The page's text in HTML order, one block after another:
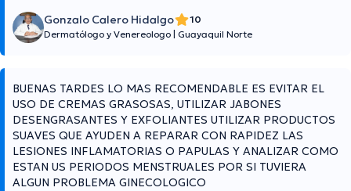
Gonzalo Calero Hidalgo
10
Dermatólogo y Venereologo Guayaquil Norte
BUENAS TARDES LO MAS RECOMENDABLE ES EVITAR EL
USO DE CREMAS GRASOSAS, UTILIZAR JABONES
DESENGRASANTES Y EXFOLIANTES UTILIZAR PRODUCTOS
SUAVES QUE AYUDEN A REPARAR CON RAPIDEZ LAS
LESIONES INFLAMATORIAS O PAPULAS Y ANALIZAR COMO
ESTAN US PERIODOS MENSTRUALES POR SI TUVIERA
ALGUN PROBLEMA GINECOLOGICO